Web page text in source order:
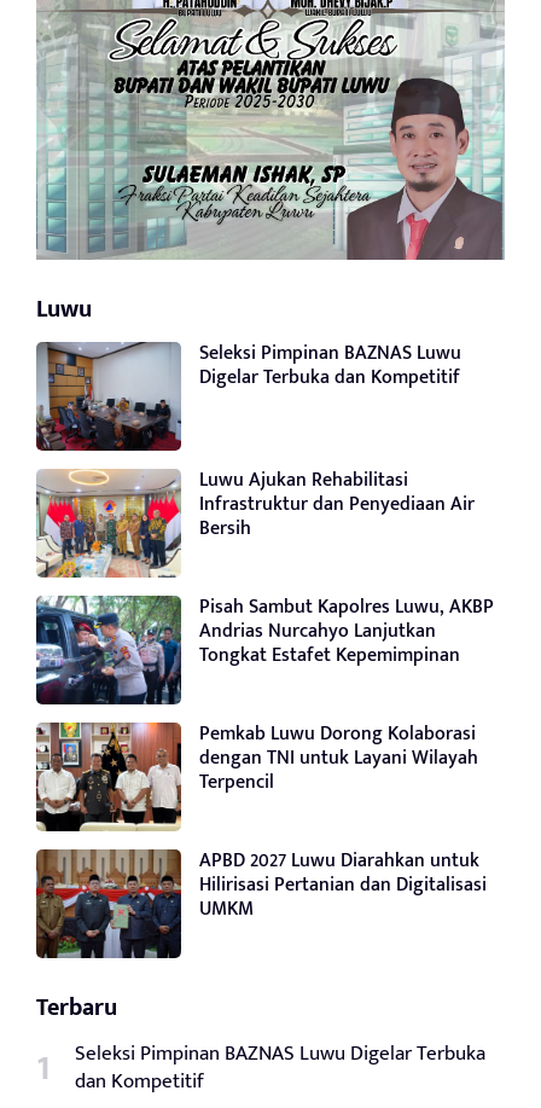
Luwu
Seleksi Pimpinan BAZNAS Luwu
Digelar Terbuka dan Kompetitif
Luwu Ajukan Rehabilitasi
Infrastruktur dan Penyediaan Air
Bersih
Pisah Sambut Kapolres Luwu, AKBP
Andrias Nurcahyo Lanjutkan
Tongkat Estafet Kepemimpinan
Pemkab Luwu Dorong Kolaborasi
dengan TNI untuk Layani Wilayah
Terpencil
APBD 2027 Luwu Diarahkan untuk
Hilirisasi Pertanian dan Digitalisasi
UMKM
Terbaru
Seleksi Pimpinan BAZNAS Luwu Digelar Terbuka
dan Kompetitif